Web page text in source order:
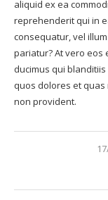
aliquid ex ea
reprehenderit qui in
consequatur, vel
pariatur? At vero eos
ducimus qui
quos dolores et quas
non provident.